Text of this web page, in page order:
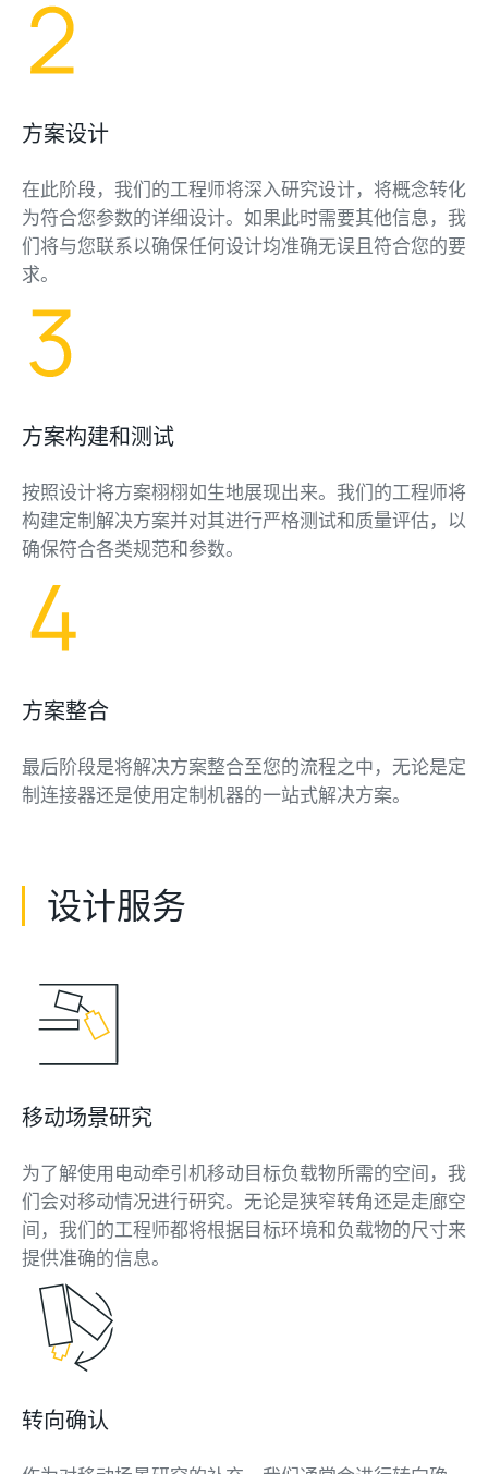
方案设计
在此阶段，我们的工程师将深入研究设计，将概念转化
为符合您参数的详细设计。如果此时需要其他信息，我
们将与您联系以确保任何设计均准确无误且符合您的要
求。
方案构建和测试
按照设计将方案栩栩如生地展现出来。我们的工程师将
构建定制解决方案并对其进行严格测试和质量评估，以
确保符合各类规范和参数。
方案整合
最后阶段是将解决方案整合至您的流程之中，无论是定
制连接器还是使用定制机器的一站式解决方案。
设计服务
移动场景研究
为了解使用电动牵引机移动目标负载物所需的空间，我
们会对移动情况进行研究。无论是狭窄转角还是走廊空
间，我们的工程师都将根据目标环境和负载物的尺寸来
提供准确的信息。
转向确认